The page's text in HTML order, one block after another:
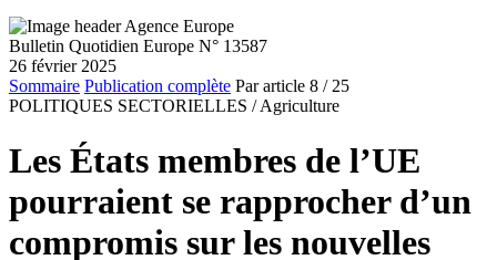
Bulletin Quotidien Europe N° 13587
26 février 2025
Sommaire Publication complète Par article 8 / 25
POLITIQUES SECTORIELLES / Agriculture
Les États membres de l’UE
pourraient se rapprocher d’un
compromis sur les nouvelles